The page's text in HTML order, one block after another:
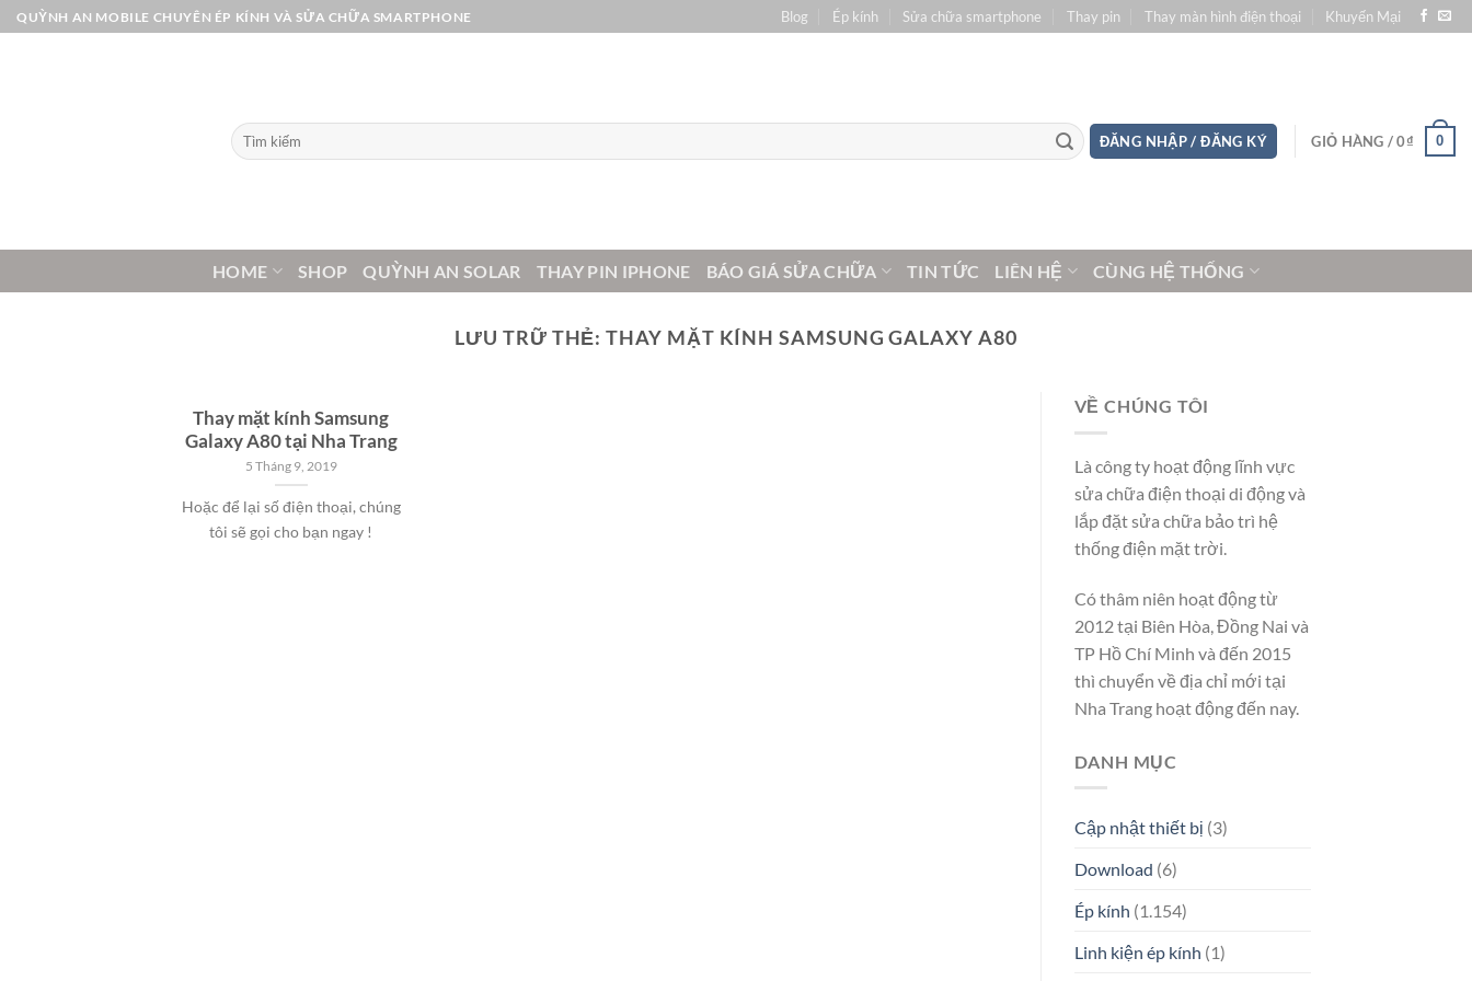
Bỏ
qua
QUỲNH AN MOBILE CHUYÊN ÉP KÍNH VÀ SỬA CHỮA SMARTPHONE Blog Ép kính Sửa chữa smartphone Thay pin Thay màn hình điện thoại Khuyến Mại
Tìm
kiếm:
ĐĂNG NHẬP / ĐĂNG KÝ GIỎ HÀNG /0₫ 0
HOME SHOP QUỲNH AN SOLAR THAY PIN IPHONE BÁO GIÁ SỬA CHỮA TIN TỨC LIÊN HỆ CÙNG HỆ THỐNG
LƯU TRỮ THẺ:THAY MẶT KÍNH SAMSUNG GALAXY A80
Thay mặt kính Samsung
Galaxy A80 tại Nha Trang
5 Tháng 9, 2019
Hoặc để lại số điện thoại, chúng
tôi sẽ gọi cho bạn ngay !
VỀ CHÚNG TÔI
Là công ty hoạt động lĩnh vực
sửa chữa điện thoại di động và
lắp đặt sửa chữa bảo trì hệ
thống điện mặt trời.
Có thâm niên hoạt động từ
2012 tại Biên Hòa, Đồng Nai và
TP Hồ Chí Minh và đến 2015
thì chuyển về địa chỉ mới tại
Nha Trang hoạt động đến nay.
DANH MỤC
Cập nhật thiết bị (3)
Download (6)
Ép kính (1.154)
Linh kiện ép kính (1)